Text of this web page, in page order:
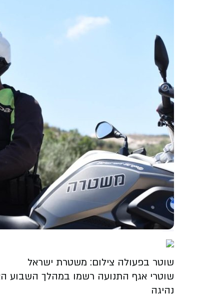
שוטר בפעולה צילום: משטרת ישראל
נהיגה